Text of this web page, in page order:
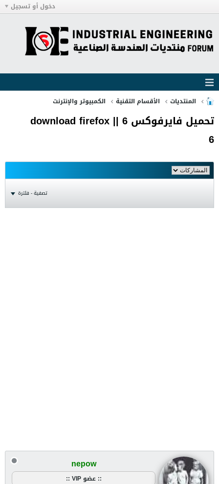
دخول أو تسجيل
المنتديات الأقسام التقنية الكمبيوتر والإنترنت
تحميل فايرفوكس 6 || download firefox
6
تصفية - فلترة
nepow
:: عضو VIP ::